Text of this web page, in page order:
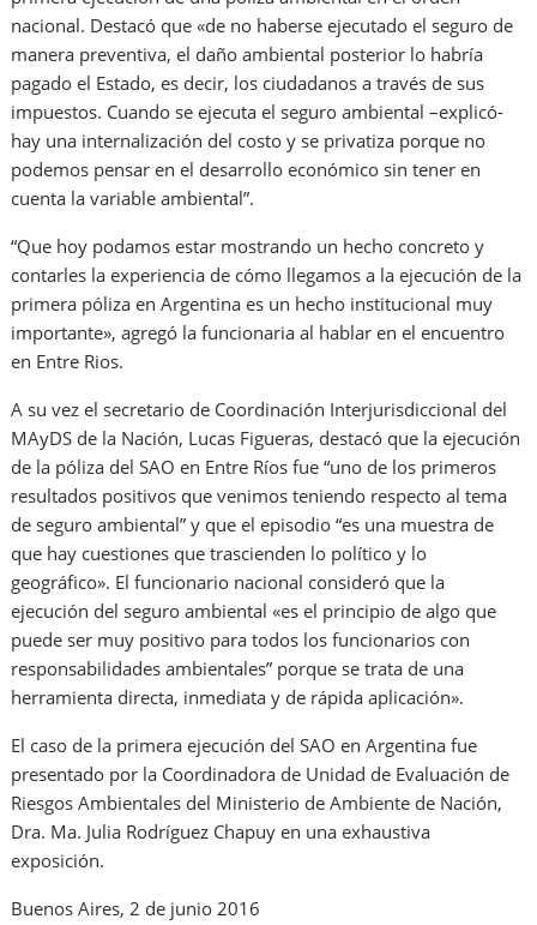
nacional. Destacó que «de no haberse ejecutado el seguro de
manera preventiva, el daño ambiental posterior lo habría
pagado el Estado, es decir, los ciudadanos a través de sus
impuestos. Cuando se ejecuta el seguro ambiental –explicó-
hay una internalización del costo y se privatiza porque no
podemos pensar en el desarrollo económico sin tener en
cuenta la variable ambiental”.
“Que hoy podamos estar mostrando un hecho concreto y
contarles la experiencia de cómo llegamos a la ejecución de la
primera póliza en Argentina es un hecho institucional muy
importante», agregó la funcionaria al hablar en el encuentro
en Entre Rios.
A su vez el secretario de Coordinación Interjurisdiccional del
MAyDS de la Nación, Lucas Figueras, destacó que la ejecución
de la póliza del SAO en Entre Ríos fue “uno de los primeros
resultados positivos que venimos teniendo respecto al tema
de seguro ambiental” y que el episodio “es una muestra de
que hay cuestiones que trascienden lo político y lo
geográfico». El funcionario nacional consideró que la
ejecución del seguro ambiental «es el principio de algo que
puede ser muy positivo para todos los funcionarios con
responsabilidades ambientales” porque se trata de una
herramienta directa, inmediata y de rápida aplicación».
El caso de la primera ejecución del SAO en Argentina fue
presentado por la Coordinadora de Unidad de Evaluación de
Riesgos Ambientales del Ministerio de Ambiente de Nación,
Dra. Ma. Julia Rodríguez Chapuy en una exhaustiva
exposición.
Buenos Aires, 2 de junio 2016